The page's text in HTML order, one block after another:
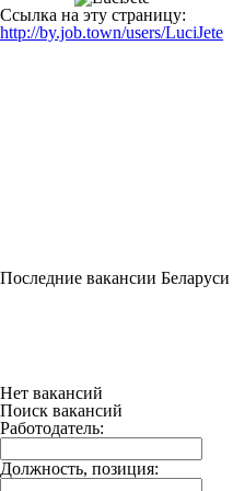
Ссылка на эту страницу:
http://by.job.town/users/LuciJete
Последние вакансии Беларуси
Нет вакансий
Поиск вакансий
Работодатель:
Должность, позиция: